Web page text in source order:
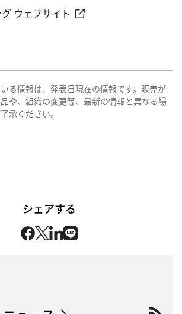
ウェブサイト
る情報は、発表日現在の情報です。販売が
や、組織の変更等、最新の情報と異なる場
承ください。
シェアする